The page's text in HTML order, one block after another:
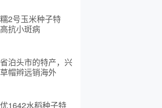
2号玉米种子特
抗小斑病
泊头市的特产，兴
帽辫远销海外
1642水稻种子特